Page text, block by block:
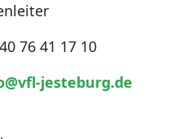
76 41 17 10
jesteburg.de